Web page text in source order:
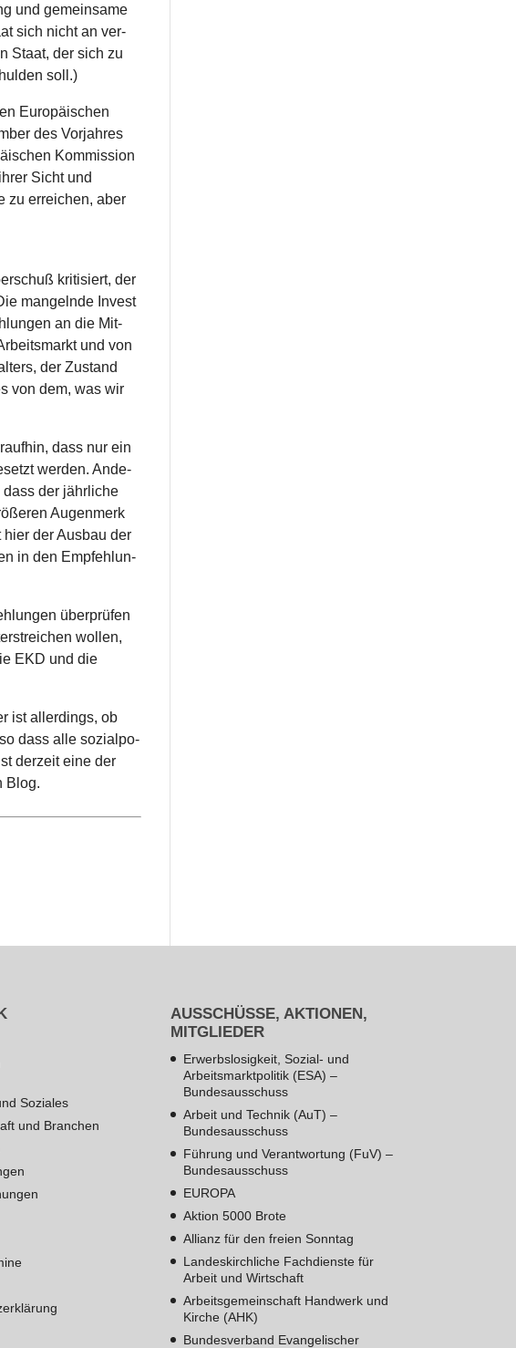
und gemein­same
sich nicht an ver­
Staat, der sich zu
soll.)
Euro­päi­schen
des Vor­jah­res
Kom­mis­sion
Sicht und
zu errei­chen, aber
kri­ti­siert, der
man­gelnde Inves­t
an die Mit­
und von
der Zustand
von dem, was wir
dass nur ein
werden. Ande­
dass der jähr­li­che
Augen­merk
der Ausbau der
in den Emp­feh­lun­
über­prü­fen
wollen,
EKD und die
ist aller­dings, ob
dass alle sozi­al­po­
derzeit eine der
Blog.
Soziales
und Branchen
AUSSCHÜSSE, AKTIONEN,
MITGLIEDER
Erwerbslosigkeit, Sozial- und
Arbeitsmarktpolitik (ESA) –
Bundesausschuss
Arbeit und Technik (AuT) –
Bundesausschuss
Führung und Verantwortung (FuV) –
Bundesausschuss
EUROPA
Aktion 5000 Brote
Allianz für den freien Sonntag
Landeskirchliche Fachdienste für
Arbeit und Wirtschaft
Arbeitsgemeinschaft Handwerk und
Kirche (AHK)
Bundesverband Evangelischer